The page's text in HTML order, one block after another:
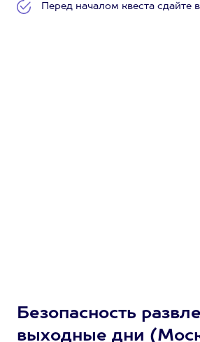
Перед началом квеста
Безопасность
выходные дни